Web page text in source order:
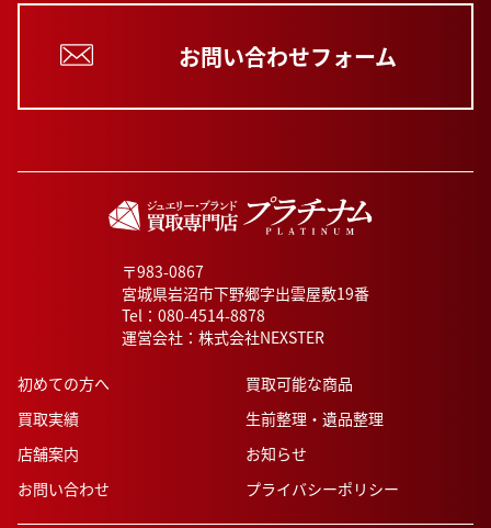
お問い合わせフォーム
〒983-0867
宮城県岩沼市下野郷字出雲屋敷19番
Tel： 080-4514-8878
運営会社：株式会社NEXSTER
初めての方へ
買取可能な商品
買取実績
生前整理・遺品整理
店舗案内
お知らせ
お問い合わせ
プライバシーポリシー